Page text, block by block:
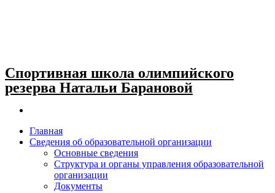
Спортивная школа олимпийского
резерва Натальи Барановой
Главная
Сведения об образовательной организации
Основные сведения
Структура и органы управления образовательной
организации
Документы